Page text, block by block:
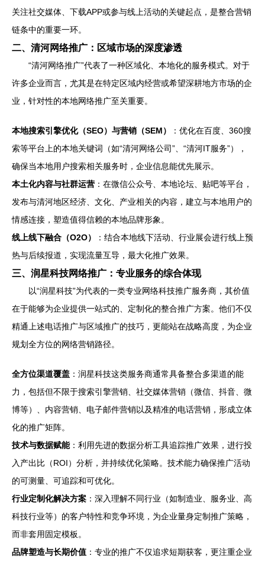
关注社交媒体、下载APP或参与线上活动的关键起点，是整合营销
链条中的重要一环。
二、清河网络推广：区域市场的深度渗透
“清河网络推广”代表了一种区域化、本地化的服务模式。对于
许多企业而言，尤其是在特定区域内经营或希望深耕地方市场的企
业，针对性的本地网络推广至关重要。
本地搜索引擎优化（SEO）与营销（SEM）
：优化在百度、360搜
索等平台上的本地关键词（如“清河网络公司”、“清河IT服务”），
确保当本地用户搜索相关服务时，企业信息能优先展示。
本土化内容与社群运营 ：在微信公众号、本地论坛、贴吧等平台，
发布与清河地区经济、文化、产业相关的内容，建立与本地用户的
情感连接，塑造值得信赖的本地品牌形象。
线上线下融合（O2O）
：结合本地线下活动、行业展会进行线上预
热与后续报道，实现流量互导，最大化推广效果。
三、润星科技网络推广：专业服务的综合体现
以“润星科技”为代表的一类专业网络科技推广服务商，其价值
在于能够为企业提供一站式的、定制化的整合推广方案。他们不仅
精通上述电话推广与区域推广的技巧，更能站在战略高度，为企业
规划全方位的网络营销路径。
全方位渠道覆盖 ：润星科技这类服务商通常具备整合多渠道的能
力，包括但不限于搜索引擎营销、社交媒体营销（微信、抖音、微
博等）、内容营销、电子邮件营销以及精准的电话营销，形成立体
化的推广矩阵。
技术与数据赋能：利用先进的数据分析工具追踪推广效果，进行投
入产出比（ROI）分析，并持续优化策略。技术能力确保推广活动
的可测量、可追踪和可优化。
行业定制化解决方案 ：深入理解不同行业（如制造业、服务业、高
科技行业等）的客户特性和竞争环境，为企业量身定制推广策略，
而非套用固定模板。
品牌塑造与长期价值 ：专业的推广不仅追求短期获客，更注重企业